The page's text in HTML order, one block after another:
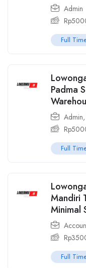
Admin
Rp
Full
Padma
Admin,
Rp
Full
Mandiri
Minimal
Rp
Full